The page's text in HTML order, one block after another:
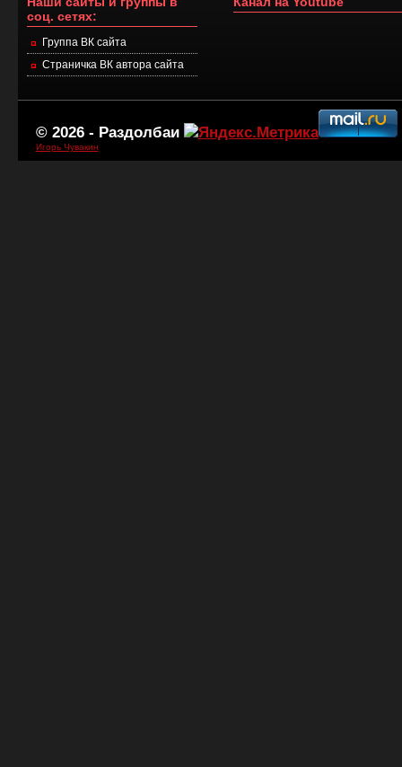
соц. сетях:
Группа ВК сайта
Страничка ВК автора сайта
© 2026 - Раздолбаи
Игорь Чувакин